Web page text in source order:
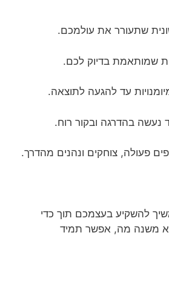
שתעורר את עולמכם.
שמותאמת בדיוק לכם.
עד להגעה לתוצאה.
נעשה בהדרגה ובקור רוח.
פעולה, צוחקים ונהנים מהדרך.
להשקיע בעצמכם תוך כדי
משנה מה, אפשר תמיד